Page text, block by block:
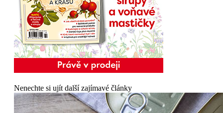
Nenechte si ujít další zajímavé články